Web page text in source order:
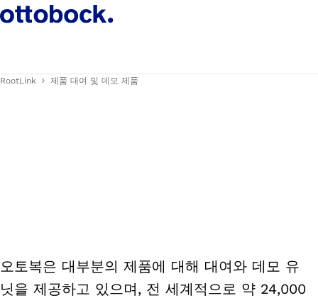
RootLink 제품 대여 및 데모 제품
오토복은 대부분의 제품에 대해 대여와 데모 유
닛을 제공하고 있으며, 전 세계적으로 약 24,000